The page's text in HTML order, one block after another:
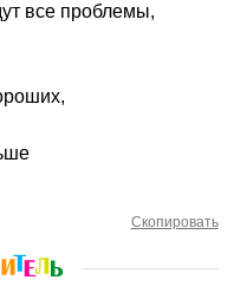
все проблемы,
Скопировать